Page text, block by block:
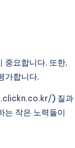
중요합니다. 또한,
가합니다.
) 질과
는 작은 노력들이